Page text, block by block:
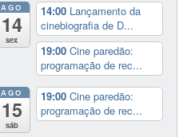
AGO
14
sex
14:00 Lançamento da
cinebiografia de D...
19:00Cine paredão:
programação de rec...
AGO
15
sáb
19:00Cine paredão:
programação de rec...